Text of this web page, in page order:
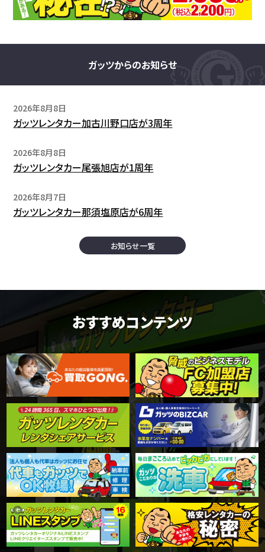
ガッツからのお知らせ
2026年8月8日
ガッツレンタカー加古川野口店が3周年
2026年8月8日
ガッツレンタカー尾張旭店が1周年
2026年8月7日
ガッツレンタカー那須塩原店が6周年
お知らせ一覧
おすすめコンテンツ